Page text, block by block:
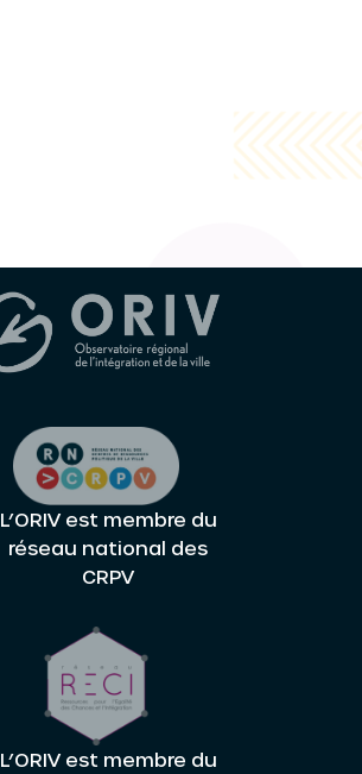
L’ORIV est membre du
réseau national des
CRPV
L’ORIV est membre du